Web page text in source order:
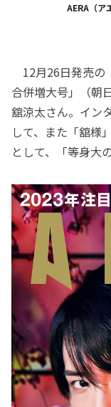
AERA（ア
12月26日発売の
合併増大号」（朝
舘涼太さん。イン
して、また「舘様
として、「等身大